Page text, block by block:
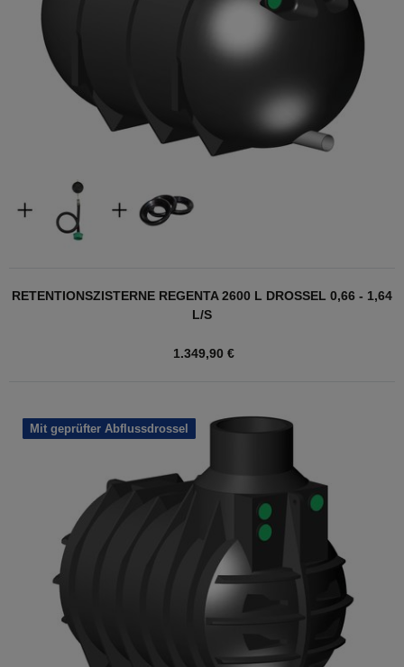
RETENTIONSZISTERNE REGENTA 2600 L DROSSEL 0,66 - 1,64
L/S
1.349,90 €
Mit geprüfter Abflussdrossel